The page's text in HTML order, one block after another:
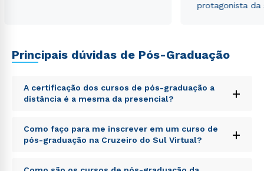
protagonista da
Principais dúvidas de Pós-Graduação
A certificação dos cursos de pós-graduação a
distância é a mesma da presencial?
+
Sed ut perspiciatis unde omnis iste natus error sit
voluptatem accusantium doloremque laudantium,
totam rem aperiam, eaque ipsa quae ab illo inventore
Como faço para me inscrever em um curso de
pós-graduação na Cruzeiro do Sul Virtual?
+
Sed ut perspiciatis unde omnis iste natus error sit